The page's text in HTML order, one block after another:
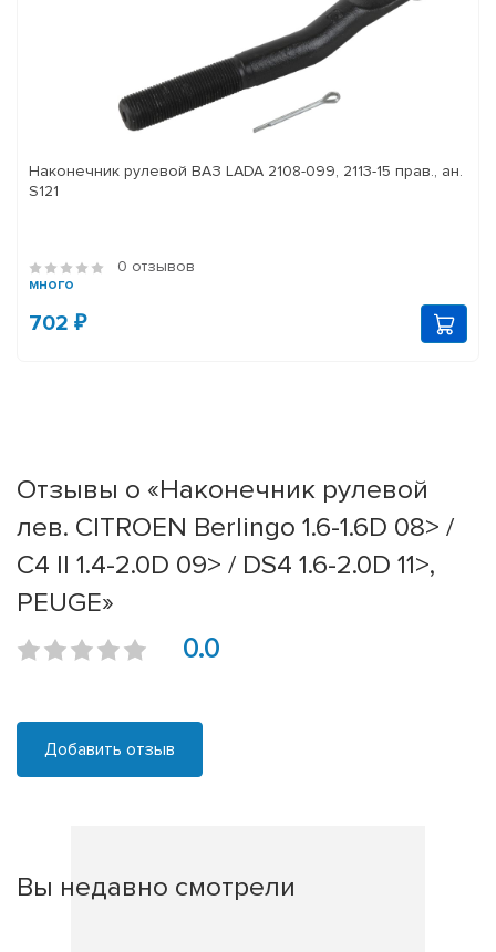
Наконечник рулевой ВАЗ LADA 2108-099, 2113-15 прав., ан.
S121
0 отзывов
много
702 ₽
Отзывы о «Наконечник рулевой
лев. CITROEN Berlingo 1.6-1.6D 08> /
C4 II 1.4-2.0D 09> / DS4 1.6-2.0D 11>,
PEUGE»
0.0
Добавить отзыв
Вы недавно смотрели